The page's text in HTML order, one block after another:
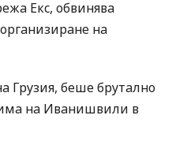
Екс, обвинява
на
Грузия, беше брутално
на Иванишвили в